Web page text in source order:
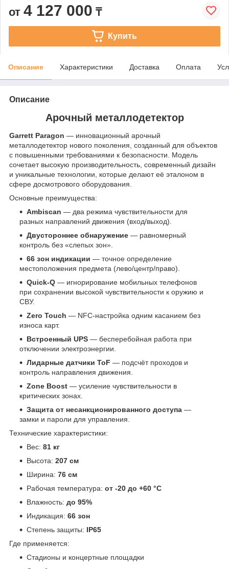
от 4 127 000 ₸
Купить
Описание Характеристики Доставка Оплата
Описание
Арочный металлодетектор
Garrett Paragon — инновационный арочный
металлодетектор нового поколения, созданный для объектов
с повышенными требованиями к безопасности. Модель
сочетает высокую производительность, современный дизайн
и уникальные технологии, которые делают её эталоном в
сфере досмотрового оборудования.
Основные преимущества:
Ambiscan — два режима чувствительности для
разных направлений движения (вход/выход).
Двустороннее обнаружение — равномерный
контроль без «слепых зон».
66 зон индикации — точное определение
местоположения предмета (лево/центр/право).
Quick-Q — игнорирование мобильных телефонов
при сохранении высокой чувствительности к оружию и
СВУ.
Zero Touch — NFC-настройка одним касанием без
износа карт.
Встроенный UPS — бесперебойная работа при
отключении электроэнергии.
Лидарные датчики ToF — подсчёт проходов и
контроль направления движения.
Zone Boost — усиление чувствительности в
критических зонах.
Защита от несанкционированного доступа —
замки и пароли для управления.
Технические характеристики:
Вес: 81 кг
Высота: 207 см
Ширина: 76 см
Рабочая температура: от -20 до +60 °C
Влажность: до 95%
Индикация: 66 зон
Степень защиты: IP65
Где применяется:
Стадионы и концертные площадки